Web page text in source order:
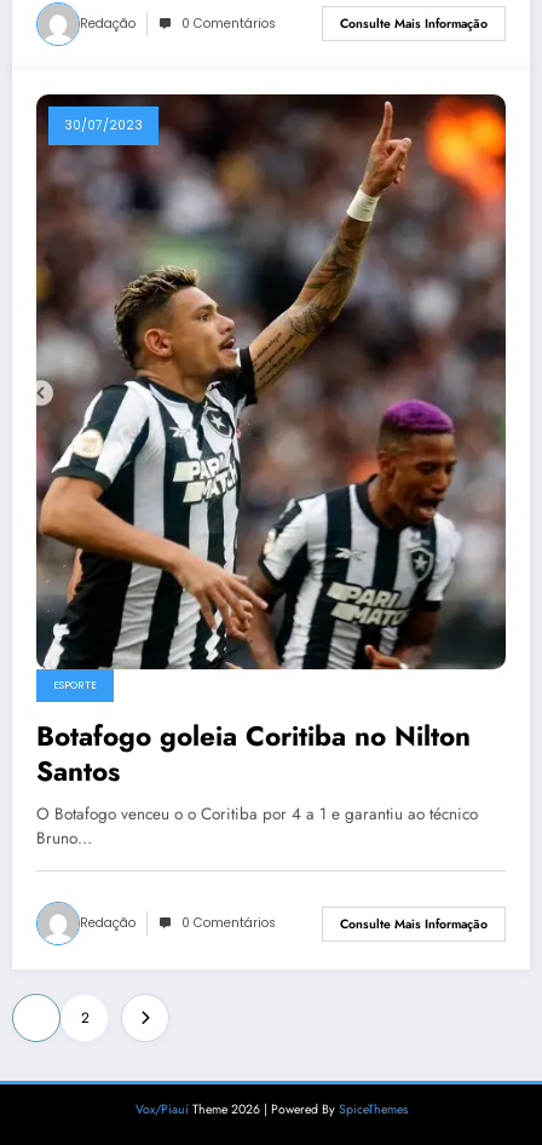
Redação 0 Comentários Consulte Mais Informação
30/07/2023
ESPORTE
Botafogo goleia Coritiba no Nilton
Santos
O Botafogo venceu o o Coritiba por 4 a 1 e garantiu ao técnico
Bruno…
Redação 0 Comentários Consulte Mais Informação
Paginação
de
posts
2
Vox/Piauí Theme 2026 | Powered By SpiceThemes